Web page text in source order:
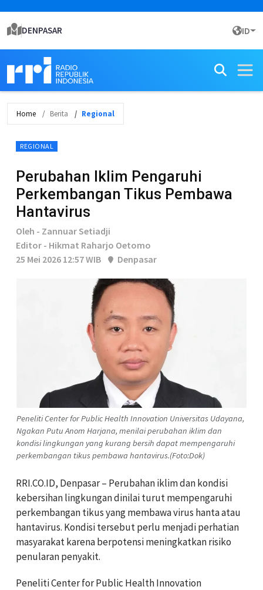
DENPASAR ID
Home Berita Regional
REGIONAL
Perubahan Iklim Pengaruhi
Perkembangan Tikus Pembawa
Hantavirus
Oleh - Zannuar Setiadji
Editor - Hikmat Raharjo Oetomo
25 Mei 2026 12:57 WIB
Denpasar
Peneliti Center for Public Health Innovation Universitas Udayana,
Ngakan Putu Anom Harjana, menilai perubahan iklim dan
kondisi lingkungan yang kurang bersih dapat mempengaruhi
perkembangan tikus pembawa hantavirus.(Foto:Dok)
RRI.CO.ID, Denpasar – Perubahan iklim dan kondisi
kebersihan lingkungan dinilai turut mempengaruhi
perkembangan tikus yang membawa virus hanta atau
hantavirus. Kondisi tersebut perlu menjadi perhatian
masyarakat karena berpotensi meningkatkan risiko
penularan penyakit.
Peneliti Center for Public Health Innovation